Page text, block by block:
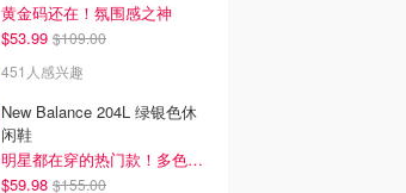
黄金码还在！氛围感之神
$53.99 $109.00
451人感兴趣
New Balance 204L 绿银色休
闲鞋
明星都在穿的热门款！多色可选 3.8折
$59.98 $155.00